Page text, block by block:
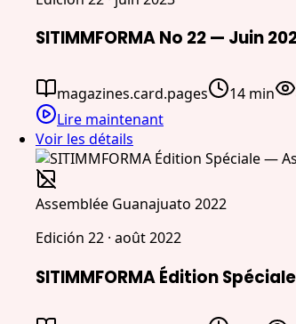
SITIMMFORMA No 22 — Juin
magazines.card.pages 14 min
Lire maintenant
Voir les détails
Assemblée Guanajuato 2022
Edición 22 · août 2022
SITIMMFORMA Édition